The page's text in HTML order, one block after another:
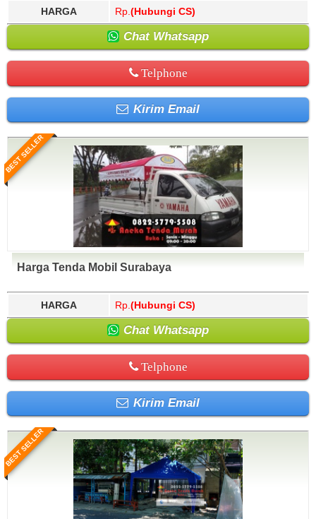
HARGA Rp. (Hubungi CS)
Chat Whatsapp
Telphone
Kirim Email
BEST SELLER
Harga Tenda Mobil Surabaya
HARGA Rp. (Hubungi CS)
Chat Whatsapp
Telphone
Kirim Email
BEST SELLER